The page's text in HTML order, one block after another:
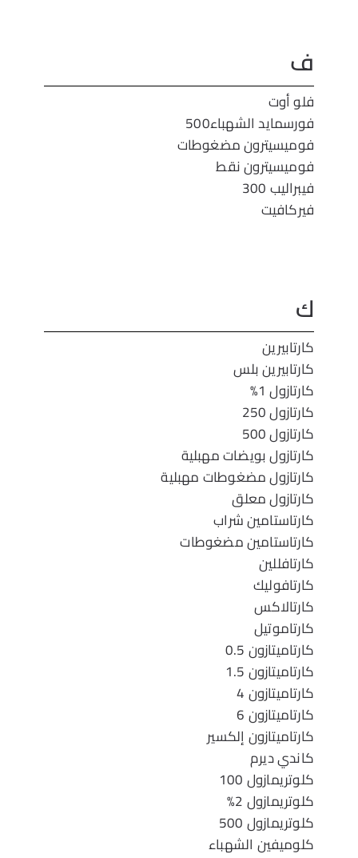
ف
فلو أوت
فورسمايد الشهباء500
فوميسيترون مضغوطات
فوميسيترون نقط
فيبراليب 300
فيركافيت
ك
كارتابيرين
كارتابيرين بلس
كارتازول 1%
كارتازول 250
كارتازول 500
كارتازول بويضات مهبلية
كارتازول مضغوطات مهبلية
كارتازول معلق
كارتاستامين شراب
كارتاستامين مضغوطات
كارتافللين
كارتافوليك
كارتالاكس
كارتاموتيل
كارتاميتازون 0.5
كارتاميتازون 1.5
كارتاميتازون 4
كارتاميتازون 6
كارتاميتازون إلكسير
كاندي ديرم
كلوتريمازول 100
كلوتريمازول 2%
كلوتريمازول 500
كلوميفين الشهباء